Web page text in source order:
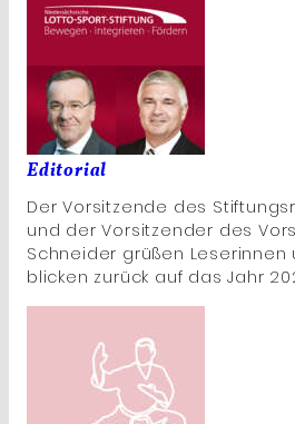
Editorial
Der Vorsitzende des
und der Vorsitzender des
Schneider grüßen Leserinnen
blicken zurück auf das Jahr